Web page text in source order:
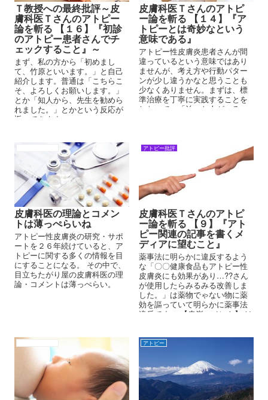
Ｔ教授への最終批評～皮
膚科医Ｔさんのアトピー
論を斬る 【１６】『初診
のアトピー患者さんでチ
ェックすること』～
まず、私の方から「初めまし
て、竹原といいます。」と自己
紹介します。普通は「こちらこ
そ、よろしくお願いします。」
とか「知人から、先生を勧めら
れました。」とかという反応が
返ってきます。
皮膚科医Ｔさんのアトピ
ー論を斬る 【１４】『ア
トピーとは奇妙なという
意味である』
アトピー性皮膚炎患者さんが間
違っているという意味ではあり
ませんが、考え方や行動パター
ンが少し違うかなと思うことも
少なくありません。まずは、標
準治療を丁寧に実践することを
しないで、「治った人がいる」
に思います。
皮膚科医の理論とコメン
トは薄っぺらいね
アトピー性皮膚炎の研究・サポ
ートを２６年続けていると、ア
トピーに関する多くの情報を目
にすることになる。 その中で、
目立ちたがり屋の皮膚科医の理
論・コメントは薄っぺらい。
アトピー批評
皮膚科医Ｔさんのアトピ
ー論を斬る 【９】『アト
ピー関連の記事を書くメ
ディアに望むこと』
薬事法に明らかに違反するよう
な「〇〇健康食品もアトピー性
皮膚炎にも効果があり…??さん
が使用したらみるみる改善しま
した。」は薬物でゃない物に薬
効を謳っていて明らかに薬事法
違反です。 【赤嶺コメント】 は
先生、先生方が患者さんが本当
発者はなく、アトピーの民間療
法の業者は居なくなりますよ。
アトピー